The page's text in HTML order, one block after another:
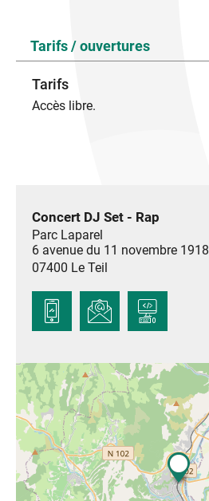
Tarifs / ouvertures
Tarifs
Accès libre.
Concert DJ Set - Rap
Parc Laparel
6 avenue du 11 novembre 1918
07400 Le Teil